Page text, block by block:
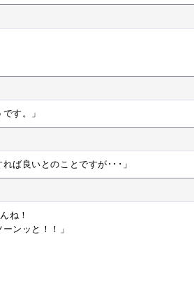
す。」
ば良いとのことですが･･･」
ね！
ンッと！！」